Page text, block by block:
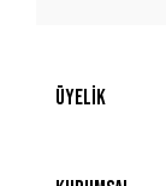
Üyelik